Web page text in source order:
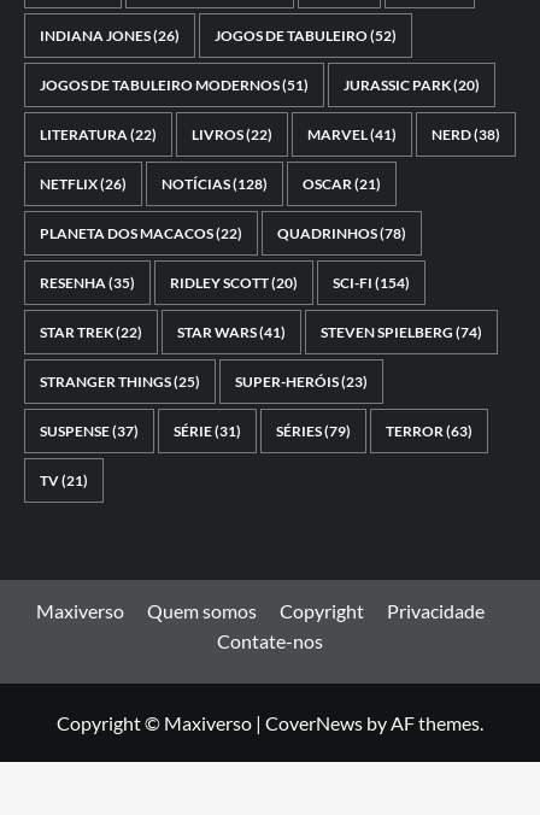
INDIANA JONES(26) JOGOS DE TABULEIRO(52)
JOGOS DE TABULEIRO MODERNOS(51) JURASSIC PARK(20)
LITERATURA(22) LIVROS(22) MARVEL(41) NERD(38)
NETFLIX(26) NOTÍCIAS(128) OSCAR(21)
PLANETA DOS MACACOS(22) QUADRINHOS(78)
RESENHA(35) RIDLEY SCOTT(20) SCI-FI (154)
STAR TREK(22) STAR WARS(41) STEVEN SPIELBERG (74)
STRANGER THINGS(25) SUPER-HERÓIS(23)
SUSPENSE(37) SÉRIE(31) SÉRIES(79) TERROR(63)
TV(21)
Maxiverso Quem somos Copyright
Privacidade
Contate-nos
Copyright © Maxiverso | CoverNews by AF themes.